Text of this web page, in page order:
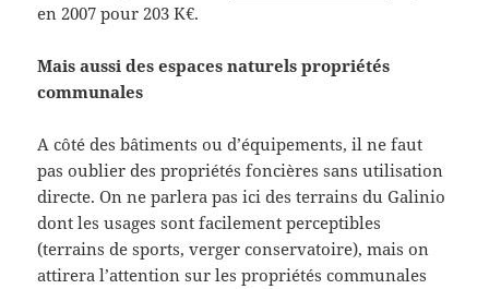
en 2007 pour 203 K€.
Mais aussi des espaces naturels propriétés
communales
A côté des bâtiments ou d’équipements, il ne faut
pas oublier des propriétés foncières sans utilisation
directe. On ne parlera pas ici des terrains du Galinio
dont les usages sont facilement perceptibles
(terrains de sports, verger conservatoire), mais on
attirera l’attention sur les propriétés communales